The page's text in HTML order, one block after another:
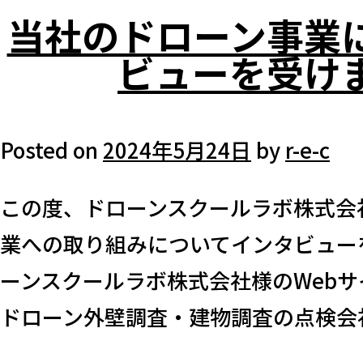
当社のドローン事業
ビューを受け
Posted on 2024年5月24日 by r-e-c
この度、ドローンスクールラボ株式
業への取り組みについてインタビュ
ーンスクールラボ株式会社様のWeb
ドローン外壁調査・建物調査の点検